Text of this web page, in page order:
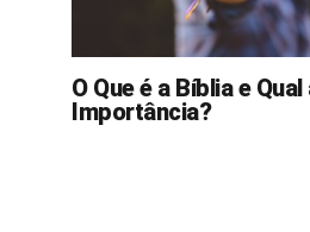
O Que é a Bíblia e Qual
Importância?